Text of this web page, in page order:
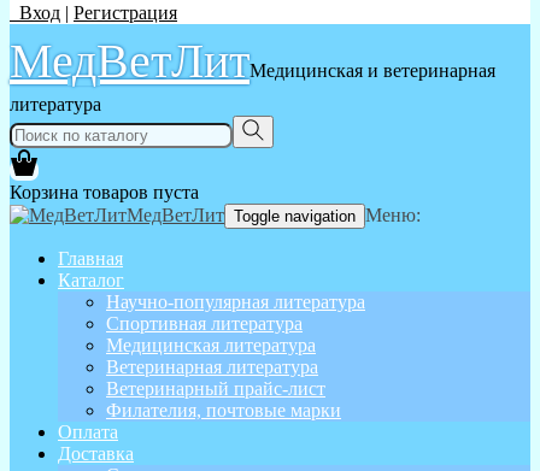
Вход | Регистрация
МедВетЛитМедицинская и ветеринарная
литература
Корзина товаров пуста
МедВетЛит Toggle navigation Меню:
Главная
Каталог
Научно-популярная литература
Спортивная литература
Медицинская литература
Ветеринарная литература
Ветеринарный прайс-лист
Филателия, почтовые марки
Оплата
Доставка